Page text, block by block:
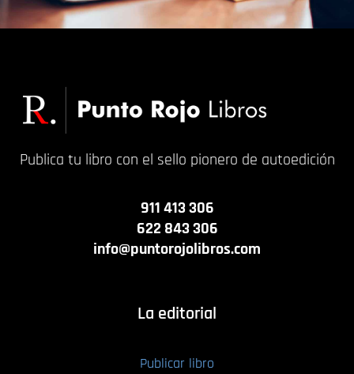
Publica tu libro con el sello pionero de autoedición
911 413 306
622 843 306
info@puntorojolibros.com
La editorial
Publicar libro